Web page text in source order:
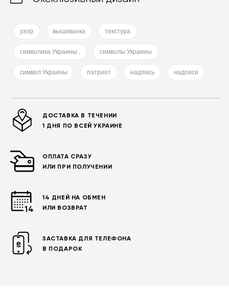
узор вышиванка текстура
символика Украины . символы Украины
символ Украины патриот надпись надписи
ДОСТАВКА В ТЕЧЕНИИ
1 ДНЯ ПО ВСЕЙ УКРАИНЕ
ОПЛАТА СРАЗУ
ИЛИ ПРИ ПОЛУЧЕНИИ
14 ДНЕЙ НА ОБМЕН
ИЛИ ВОЗВРАТ
ЗАСТАВКА ДЛЯ ТЕЛЕФОНА
В ПОДАРОК